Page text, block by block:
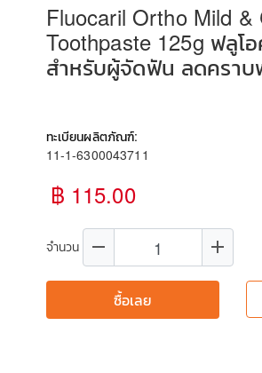
Fluocaril Ortho Mild &
Toothpaste 125g ฟลูโ
สำหรับผู้จัดฟัน ลดครา
ทะเบียนผลิตภัณฑ์:
11-1-6300043711
฿ 115.00
จำนวน remove add
ซื้อเลย